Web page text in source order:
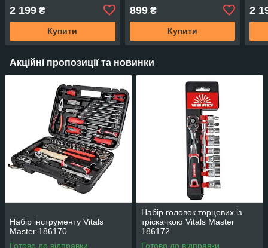
2 199 ₴
Купити
899₴
Купити
2
Акційні пропозиції та новинки
Набір інструменту Vitals
Master 186170
Готово до відправки
Набір головок торцевих із
тріскачкою Vitals Master
186172
Готово до відправки